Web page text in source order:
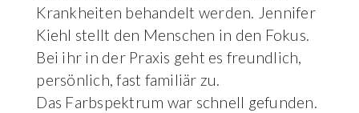
Krankheiten behandelt werden. Jennifer
Kiehl stellt den Menschen in den Fokus.
Bei ihr in der Praxis geht es freundlich,
persönlich, fast familiär zu.
Das Farbspektrum war schnell gefunden.